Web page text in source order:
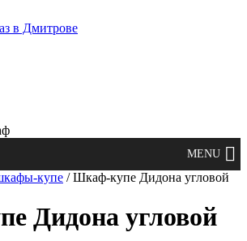
в Дмитрове
купе / Шкаф-купе Дидона угловой
Дидона угловой